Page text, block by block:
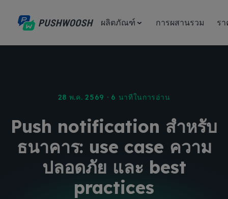
ผลิตภัณฑ์ การผสานรวม ร
28 พ.ค. 2569 · 6 นาทีในการอ่าน
Push notification สำหรับ
ธนาคาร: use case ความ
ปลอดภัย และ best
practices